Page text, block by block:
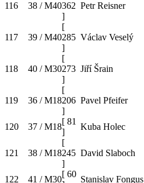
116 38 / M40362
]
Petr Reisner
117 39 / M40
[
285
]
Václav Veselý
118 40 / M30
[
273
]
Jiří Šrain
119 36 / M18
[
206
]
Pavel Pfeifer
120 37 / M18
[ 81
]
Kuba Holec
121 38 / M18
[
245
]
David Slaboch
122 41 / M30
[ 60
Stanislav Fongus